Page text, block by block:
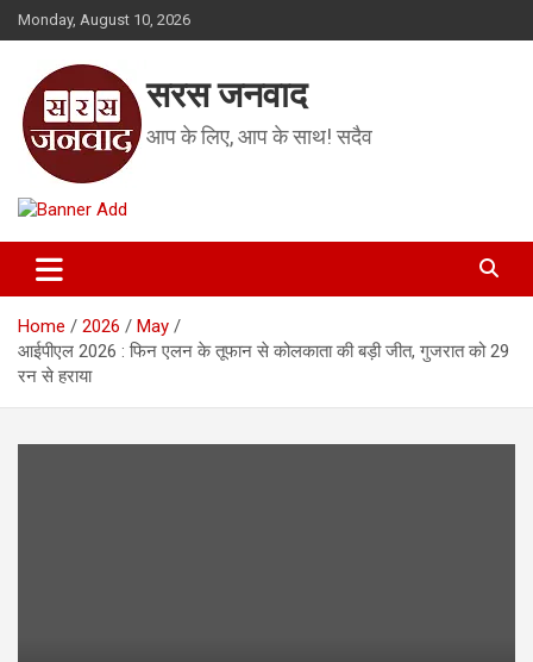
Skip
to
Monday, August 10, 2026
सरस जनवाद
आप के लिए, आप के साथ! सदैव
Home 2026
May
आईपीएल 2026 : फिन एलन के तूफान से कोलकाता की बड़ी जीत, गुजरात को 29
रन से हराया